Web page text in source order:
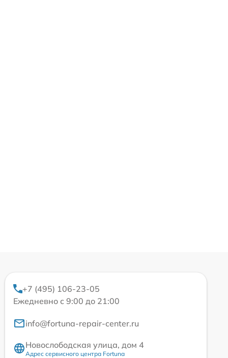
+7 (495) 106-23-05
Ежедневно с 9:00 до 21:00
info@fortuna-repair-center.ru
Новослободская улица, дом 4
Адрес сервисного центра Fortuna